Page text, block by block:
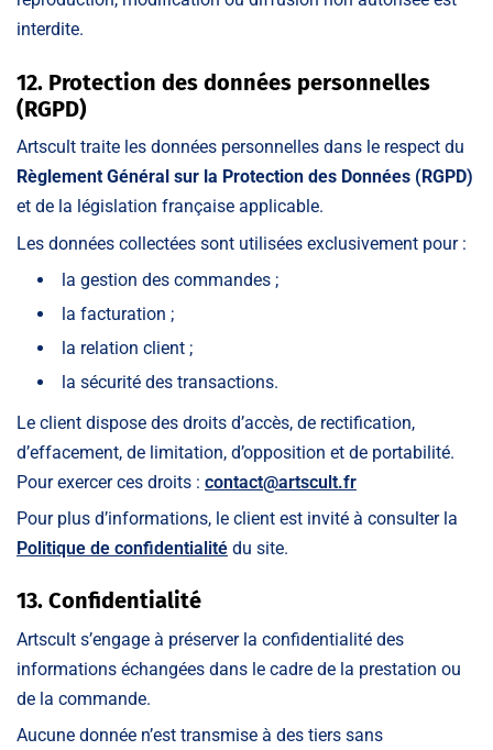
interdite.
12. Protection des données personnelles
(RGPD)
Artscult traite les données personnelles dans le respect du
Règlement Général sur la Protection des Données (RGPD)
et de la législation française applicable.
Les données collectées sont utilisées exclusivement pour :
la gestion des commandes ;
la facturation ;
la relation client ;
la sécurité des transactions.
Le client dispose des droits d’accès, de rectification,
d’effacement, de limitation, d’opposition et de portabilité.
Pour exercer ces droits : contact@artscult.fr
Pour plus d’informations, le client est invité à consulter la
Politique de confidentialité du site.
13. Confidentialité
Artscult s’engage à préserver la confidentialité des
informations échangées dans le cadre de la prestation ou
de la commande.
Aucune donnée n’est transmise à des tiers sans